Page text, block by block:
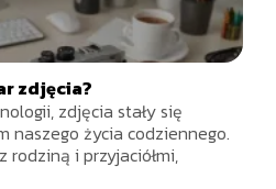
zdjęcia?
zdjęcia stały się
naszego życia codziennego.
rodziną i przyjaciółmi,